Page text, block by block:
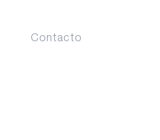
Contacto